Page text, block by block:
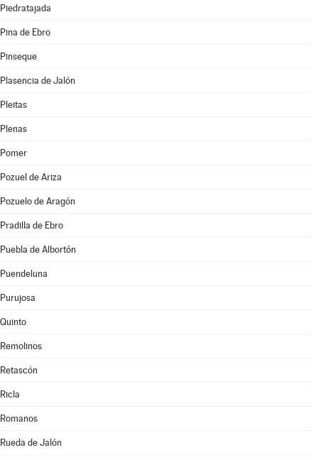
Piedratajada
Pina de Ebro
Pinseque
Plasencia de Jalón
Pleitas
Plenas
Pomer
Pozuel de Ariza
Pozuelo de Aragón
Pradilla de Ebro
Puebla de Albortón
Puendeluna
Purujosa
Quinto
Remolinos
Retascón
Ricla
Romanos
Rueda de Jalón